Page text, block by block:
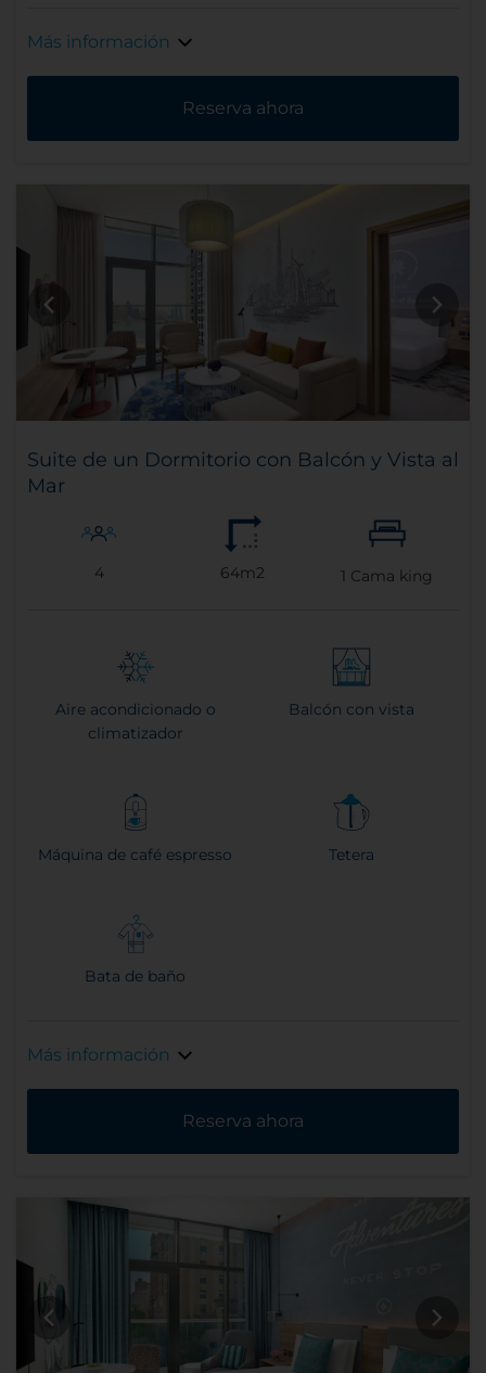
Más información
Reserva ahora
Suite de un Dormitorio con Balcón y Vista al
Mar
4 64m2 1 Cama king
Aire acondicionado o
climatizador
Balcón con vista
Máquina de café espresso Tetera
Bata de baño
Más información
Reserva ahora